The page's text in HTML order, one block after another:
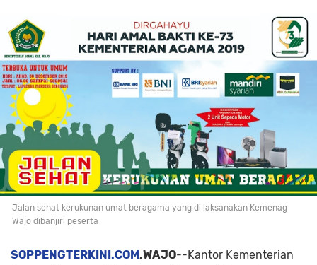
Jalan sehat kerukunan umat beragama yang di laksanakan Kemenag
Wajo dibanjiri peserta
SOPPENGTERKINI.COM,WAJO--Kantor Kementerian